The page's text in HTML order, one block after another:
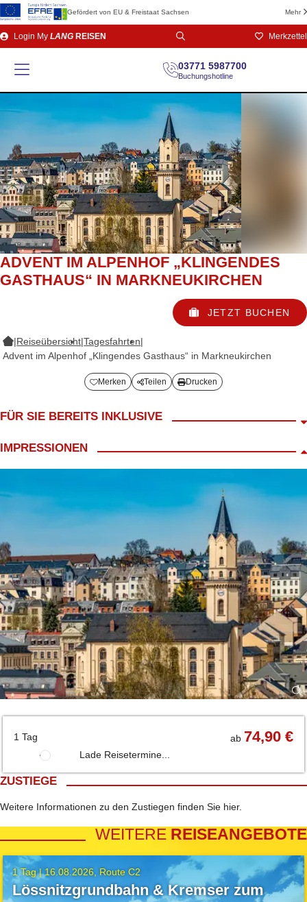
Gefördert von EU & Freistaat Sachsen Mehr
Direkt
zum
Login My LANG REISEN Merkzettel
03771 5987700
Buchungshotline
ADVENT IM ALPENHOF „KLINGENDES
GASTHAUS“ IN MARKNEUKIRCHEN
JETZT BUCHEN
|Reiseübersicht|Tagesfahrten|
Advent im Alpenhof „Klingendes Gasthaus“ in Markneukirchen
Merken Teilen Drucken
FÜR SIE BEREITS INKLUSIVE
inkl. Mittagessen – Besuch der Weihnachtsbaum- Erlebniswelt – 90
Minuten Weihnachtsprogramm mit der musikalischen Familie des
IMPRESSIONEN
1 Tag ab 74,90 €
Lade Reisetermine...
ZUSTIEGE
Weitere Informationen zu den Zustiegen finden Sie hier.
WEITERE REISEANGEBOTE
1 Tag |16.08.2026 Route C2
Lössnitzgrundbahn & Kremser zum